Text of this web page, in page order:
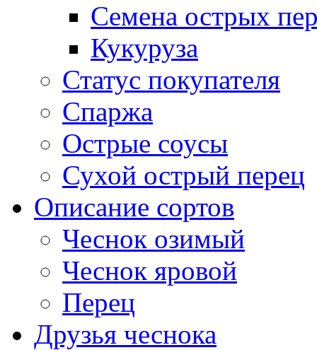
Семена острых
Кукуруза
Статус покупателя
Спаржа
Острые соусы
Сухой острый перец
Описание сортов
Чеснок озимый
Чеснок яровой
Перец
Друзья чеснока